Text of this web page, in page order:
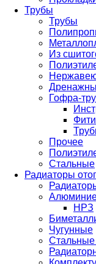
Трубы
Трубы
Из
Гофра-
Прочее
Стальные
Радиаторы
НРЗ
Чугунные